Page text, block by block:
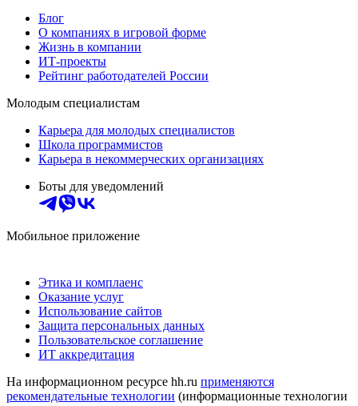
Блог
О компаниях в игровой форме
Жизнь в компании
ИТ-проекты
Рейтинг работодателей России
Молодым специалистам
Карьера для молодых специалистов
Школа программистов
Карьера в некоммерческих организациях
Боты для уведомлений
Мобильное приложение
Этика и комплаенс
Оказание услуг
Использование сайтов
Защита персональных данных
Пользовательское соглашение
ИТ аккредитация
На информационном ресурсе hh.ru применяются
рекомендательные технологии (информационные технологии